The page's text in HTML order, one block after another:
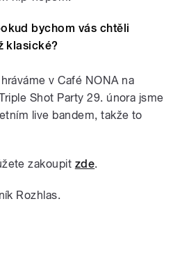
bychom vás chtěli
klasické?
v Café NONA na
Shot Party 29. února jsme
live bandem, takže to
zakoupit zde.
Rozhlas.